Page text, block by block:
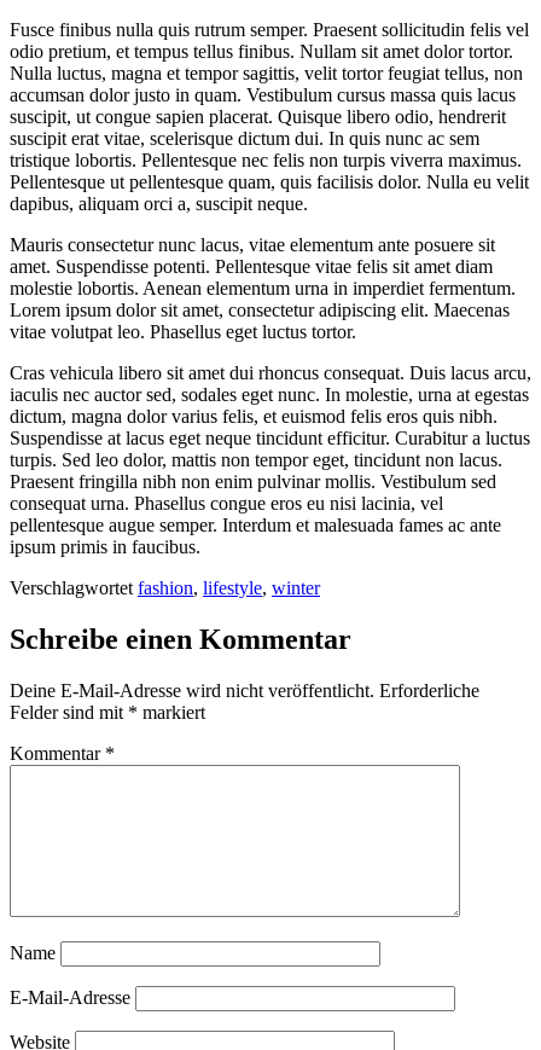
Fusce finibus nulla quis rutrum semper. Praesent sollicitudin felis vel
odio pretium, et tempus tellus finibus. Nullam sit amet dolor tortor.
Nulla luctus, magna et tempor sagittis, velit tortor feugiat tellus, non
accumsan dolor justo in quam. Vestibulum cursus massa quis lacus
suscipit, ut congue sapien placerat. Quisque libero odio, hendrerit
suscipit erat vitae, scelerisque dictum dui. In quis nunc ac sem
tristique lobortis. Pellentesque nec felis non turpis viverra maximus.
Pellentesque ut pellentesque quam, quis facilisis dolor. Nulla eu velit
dapibus, aliquam orci a, suscipit neque.
Mauris consectetur nunc lacus, vitae elementum ante posuere sit
amet. Suspendisse potenti. Pellentesque vitae felis sit amet diam
molestie lobortis. Aenean elementum urna in imperdiet fermentum.
Lorem ipsum dolor sit amet, consectetur adipiscing elit. Maecenas
vitae volutpat leo. Phasellus eget luctus tortor.
Cras vehicula libero sit amet dui rhoncus consequat. Duis lacus arcu,
iaculis nec auctor sed, sodales eget nunc. In molestie, urna at egestas
dictum, magna dolor varius felis, et euismod felis eros quis nibh.
Suspendisse at lacus eget neque tincidunt efficitur. Curabitur a luctus
turpis. Sed leo dolor, mattis non tempor eget, tincidunt non lacus.
Praesent fringilla nibh non enim pulvinar mollis. Vestibulum sed
consequat urna. Phasellus congue eros eu nisi lacinia, vel
pellentesque augue semper. Interdum et malesuada fames ac ante
ipsum primis in faucibus.
Verschlagwortet fashion, lifestyle, winter
Schreibe einen Kommentar
Deine E-Mail-Adresse wird nicht veröffentlicht. Erforderliche
Felder sind mit * markiert
Kommentar *
Name
E-Mail-Adresse
Website